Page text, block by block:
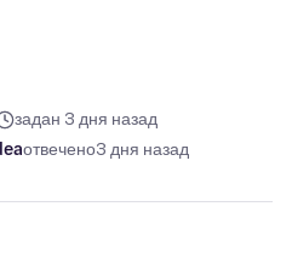
задан 3 дня назад
отвечено3 дня назад